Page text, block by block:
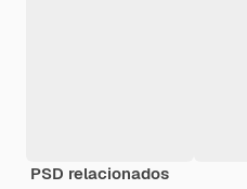
PSD relacionados